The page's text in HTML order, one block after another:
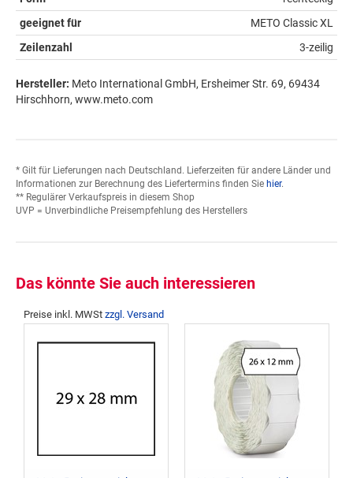
geeignet für
METO Classic XL
Zeilenzahl
3-zeilig
Hersteller: Meto International GmbH, Ersheimer Str. 69, 69434
Hirschhorn, www.meto.com
* Gilt für Lieferungen nach Deutschland. Lieferzeiten für andere Länder und
Informationen zur Berechnung des Liefertermins finden Sie hier.
** Regulärer Verkaufspreis in diesem Shop
UVP = Unverbindliche Preisempfehlung des Herstellers
Das könnte Sie auch interessieren
Preise inkl. MWSt zzgl. Versand